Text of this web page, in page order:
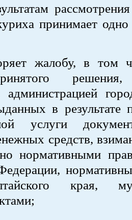
принимает
жалобу, в том
решения,
в результате
услуги
средств,
нормативными
края,